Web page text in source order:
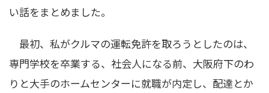
い話をまとめました。
最初、私がクルマの運転免許を取ろうとしたのは、
専門学校を卒業する、社会人になる前、大阪府下のわ
りと大手のホームセンターに就職が内定し、配達とか